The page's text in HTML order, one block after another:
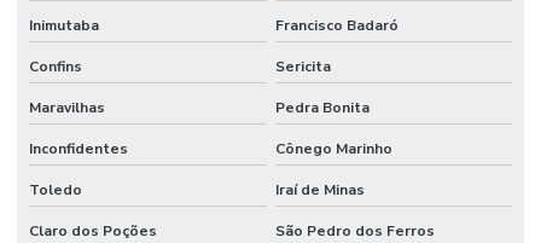
Inimutaba Francisco Badaró
Confins Sericita
Maravilhas Pedra Bonita
Inconfidentes Cônego Marinho
Toledo Iraí de Minas
Claro dos Poções São Pedro dos Ferros